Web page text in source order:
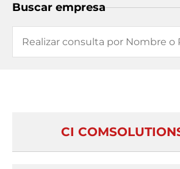
Buscar empresa
CI